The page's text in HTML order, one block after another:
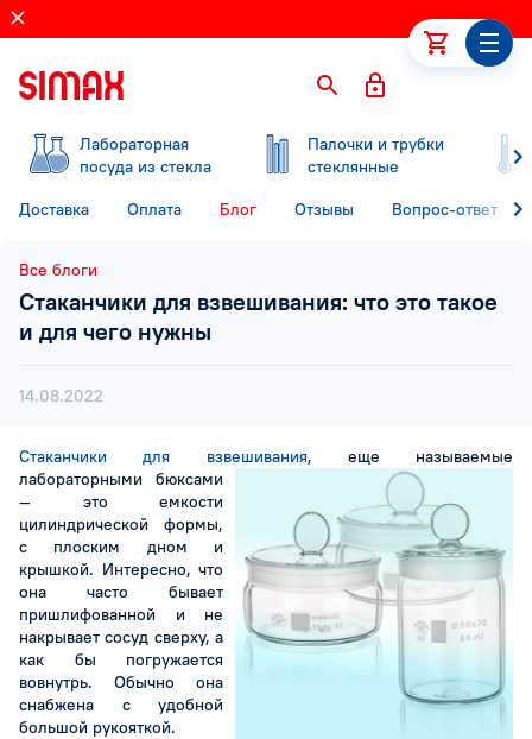
Лабораторная
посуда из стекла
Палочки и трубки
стеклянные
Доставка
Оплата Блог Отзывы Вопрос-ответ
Все блоги
Стаканчики для взвешивания: что это такое
и для чего нужны
14.08.2022
Стаканчики для взвешивания, еще называемые
лабораторными бюксами
— это емкости
цилиндрической формы,
с плоским дном и
крышкой. Интересно, что
она часто бывает
пришлифованной и не
накрывает сосуд сверху, а
как бы погружается
вовнутрь. Обычно она
снабжена с удобной
большой рукояткой.